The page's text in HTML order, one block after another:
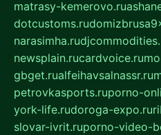
matrasy-kemerovo.ru
dotcustoms.ru
narasimha.ru
newsplain.rucardvoice.ru
gbget.rualfeihavsalnassr.ru
petrovkasports.ruporno-
york-life.rudoroga-expo.ru
slovar-ivrit.ruporno-video-